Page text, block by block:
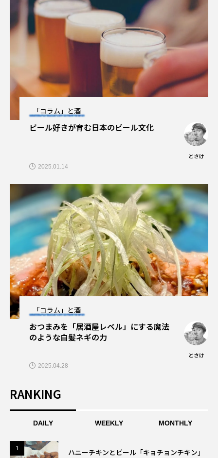
「コラム」と酒
ビール好きが育む日本のビール文化
とさけ
2025.01.14
「コラム」と酒
おつまみを「居酒屋レベル」にする魔法
のような白髪ネギの力
とさけ
2025.04.28
RANKING
DAILY WEEKLY MONTHLY
1
ハニーチキンとビール「キョチョンチキン」